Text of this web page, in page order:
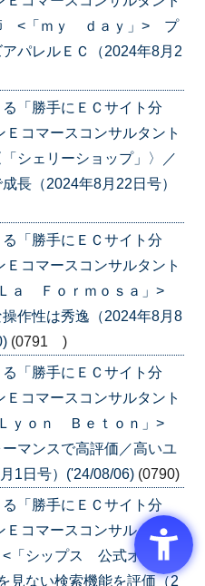
<「ｍｙ ｄａｙ」> プ
パレルＥＣ（2024年8月2
「勝手にＥＣサイト分
コマースコンサルタント
シェリーショップ」〉／
長（2024年8月22日号）
「勝手にＥＣサイト分
コマースコンサルタント
ａ Ｆｏｒｍｏｓａ」>
作性は秀逸（2024年8月8
(0791 )
「勝手にＥＣサイト分
コマースコンサルタント
ｙｏｎ Ｂｅｔｏｎ」>
マンスで高評価／高いユ
1日号）('24/08/06) (0790)
「勝手にＥＣサイト分
コマースコンサルタント
シップス 公式オンラ
見ない検索機能を評価（2